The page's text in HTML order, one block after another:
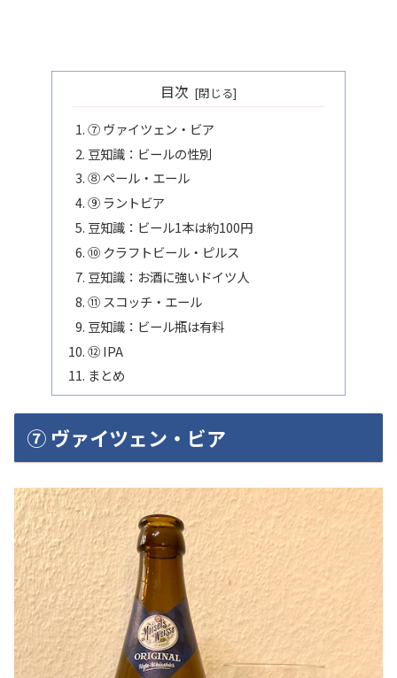
目次
⑦ ヴァイツェン・ビア
豆知識：ビールの性別
⑧ ペール・エール
⑨ ラントビア
豆知識：ビール1本は約100円
⑩ クラフトビール・ピルス
豆知識：お酒に強いドイツ人
⑪ スコッチ・エール
豆知識：ビール瓶は有料
⑫ IPA
まとめ
⑦ ヴァイツェン・ビア